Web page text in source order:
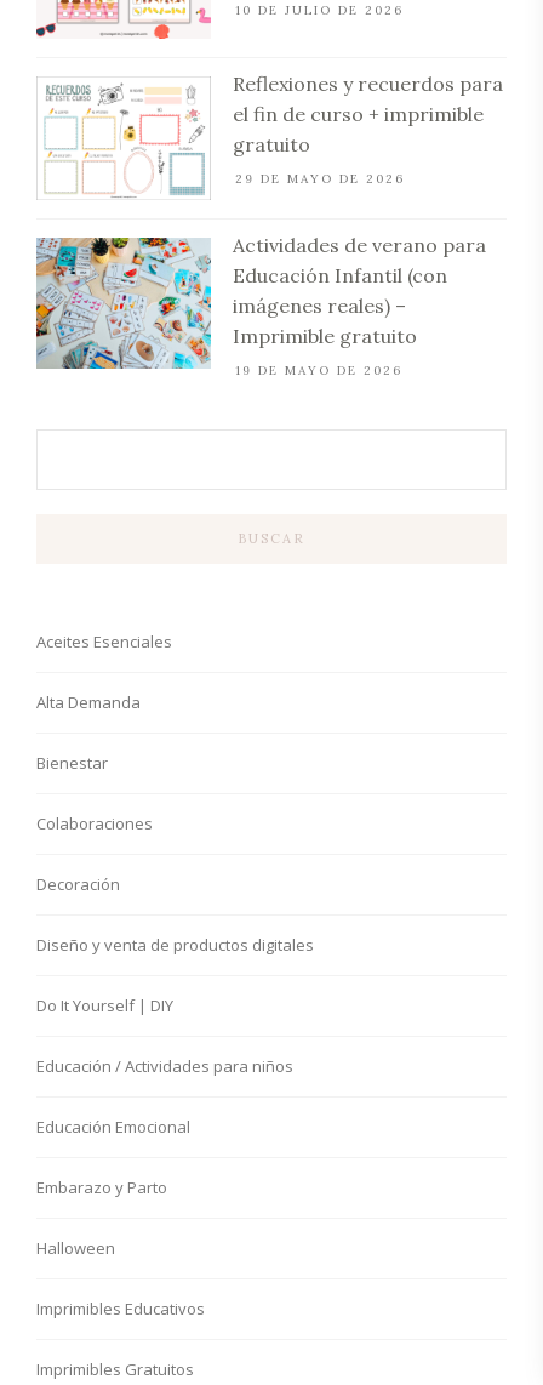
10 DE JULIO DE 2026
Reflexiones y recuerdos para
el fin de curso + imprimible
gratuito
29 DE MAYO DE 2026
Actividades de verano para
Educación Infantil (con
imágenes reales) –
Imprimible gratuito
19 DE MAYO DE 2026
BUSCAR
Aceites Esenciales
Alta Demanda
Bienestar
Colaboraciones
Decoración
Diseño y venta de productos digitales
Do It Yourself | DIY
Educación / Actividades para niños
Educación Emocional
Embarazo y Parto
Halloween
Imprimibles Educativos
Imprimibles Gratuitos